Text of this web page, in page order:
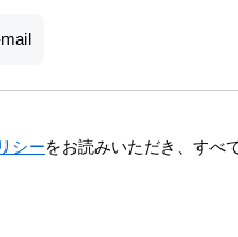
シーをお読みいただき、すべ